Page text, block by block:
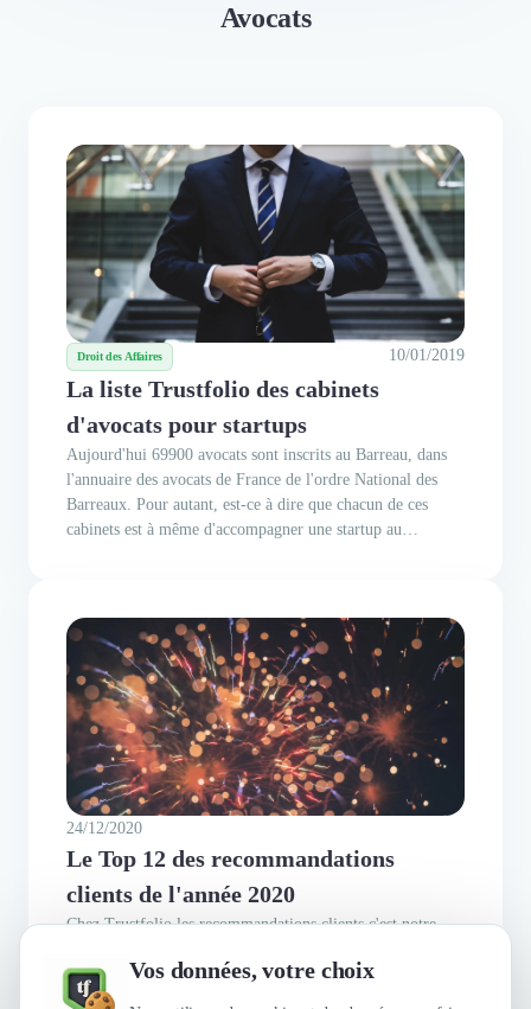
Vos données, votre choix
Avocats
Droit des Affaires 10/01/2019
La liste Trustfolio des cabinets
d'avocats pour startups
Aujourd'hui 69900 avocats sont inscrits au Barreau, dans
l'annuaire des avocats de France de l'ordre National des
Barreaux. Pour autant, est-ce à dire que chacun de ces
cabinets est à même d'accompagner une startup au
24/12/2020
Le Top 12 des recommandations
clients de l'année 2020
Chez Trustfolio les recommandations clients c'est notre
collaborations avec des avis clients très satisfaits, on a des
étoiles dans les yeux. Voici la selection Trustfolio des plus